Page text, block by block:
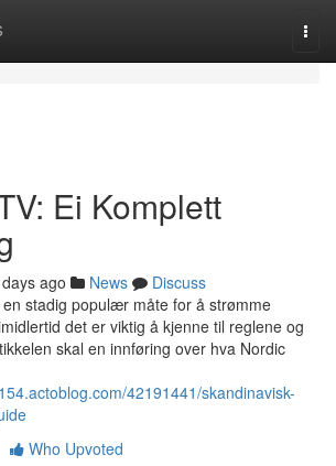
Ei Komplett
ago News
Discuss
stadig populær måte for å strømme
det er viktig å kjenne til reglene og
skal en innføring over hva Nordic
42191441/skandinavisk-
Who Upvoted